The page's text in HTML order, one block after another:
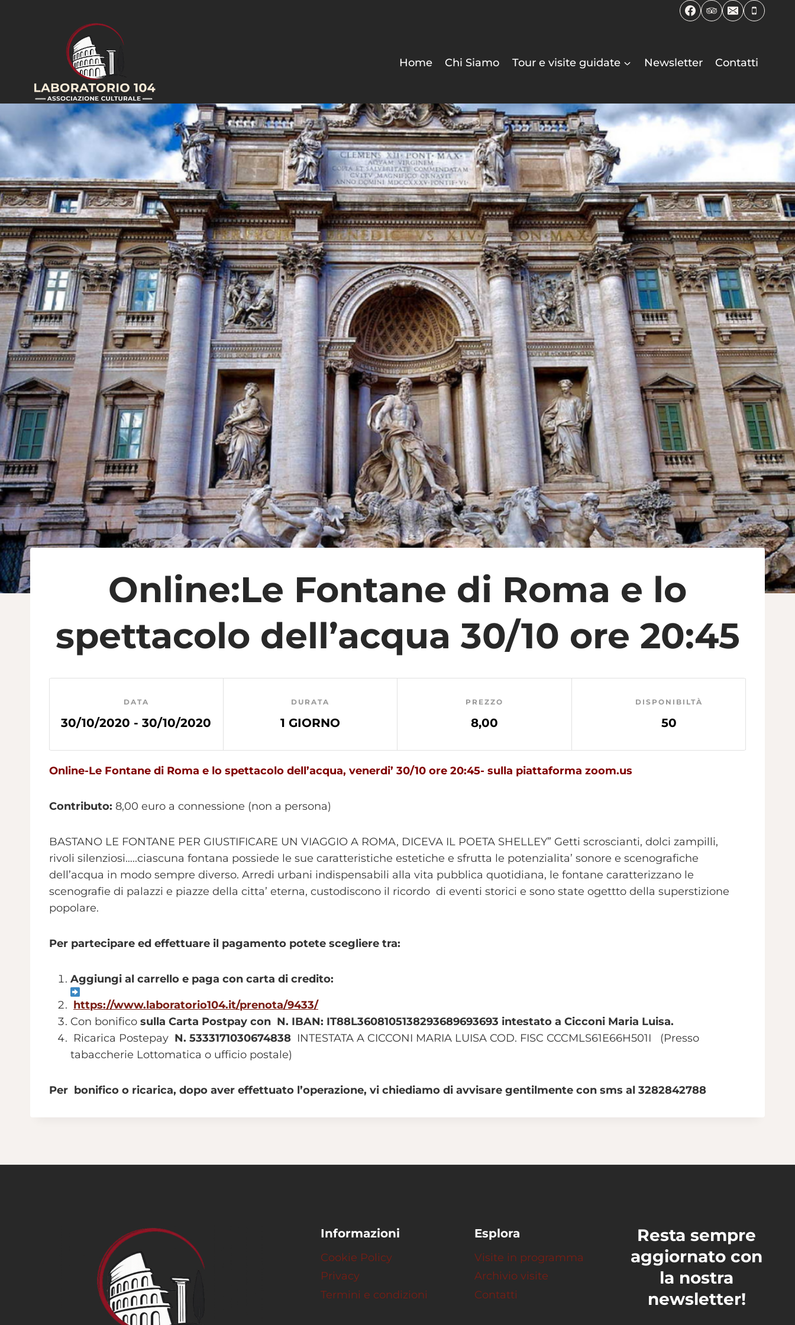
Home
Chi Siamo Tour e visite guidate Newsletter Contatti
Online:Le Fontane di Roma e lo
spettacolo dell’acqua 30/10 ore 20:45
DATA
30/10/2020 - 30/10/2020
DURATA
1 GIORNO
PREZZO
8,00
DISPONIBILTÀ
50
Online-Le Fontane di Roma e lo spettacolo dell’acqua, venerdi’ 30/10 ore 20:45- sulla piattaforma zoom.us
Contributo: 8,00 euro a connessione (non a persona)
BASTANO LE FONTANE PER GIUSTIFICARE UN VIAGGIO A ROMA, DICEVA IL POETA SHELLEY” Getti scroscianti, dolci zampilli,
rivoli silenziosi…..ciascuna fontana possiede le sue caratteristiche estetiche e sfrutta le potenzialita’ sonore e scenografiche
dell’acqua in modo sempre diverso. Arredi urbani indispensabili alla vita pubblica quotidiana, le fontane caratterizzano le
scenografie di palazzi e piazze della citta’ eterna, custodiscono il ricordo di eventi storici e sono state ogettto della superstizione
popolare.
Per partecipare ed effettuare il pagamento potete scegliere tra:
Aggiungi al carrello e paga con carta di credito:
https://www.laboratorio104.it/prenota/9433/
Con bonifico sulla Carta Postpay con N. IBAN: IT88L3608105138293689693693 intestato a Cicconi Maria Luisa.
Ricarica Postepay N. 5333171030674838 INTESTATA A CICCONI MARIA LUISA COD. FISC CCCMLS61E66H501I (Presso
tabaccherie Lottomatica o ufficio postale)
Per bonifico o ricarica, dopo aver effettuato l’operazione, vi chiediamo di avvisare gentilmente con sms al 3282842788
Informazioni
Cookie Policy
Privacy
Termini e condizioni
Esplora
Visite in programma
Archivio visite
Contatti
Resta sempre
aggiornato con
la nostra
newsletter!